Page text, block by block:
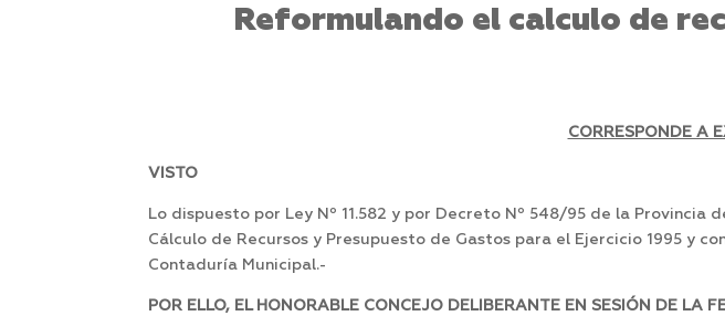
Reformulando el calculo de
CORRESPONDE A
VISTO
Lo dispuesto por Ley Nº 11.582 y por Decreto Nº 548/95 de la
Cálculo de Recursos y Presupuesto de Gastos para el Ejercicio 1995 y
Contaduría Municipal.-
POR ELLO, EL HONORABLE CONCEJO DELIBERANTE EN SESIÓN DE LA